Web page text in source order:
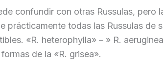
confundir con otras Russulas, pero
prácticamente todas las Russulas de
«R. heterophylla» – » R.
de la «R. grisea».